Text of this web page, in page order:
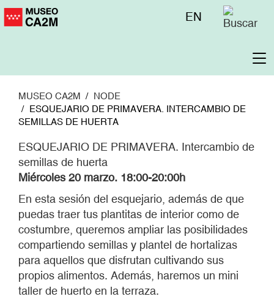
Pasar
Menú
EN
MUSEO CA2M
NODE
ESQUEJARIO DE PRIMAVERA. INTERCAMBIO DE
SEMILLAS DE HUERTA
ESQUEJARIO DE PRIMAVERA. Intercambio de
semillas de huerta
Miércoles 20 marzo. 18:00-20:00h
En esta sesión del esquejario, además de que
puedas traer tus plantitas de interior como de
costumbre, queremos ampliar las posibilidades
compartiendo semillas y plantel de hortalizas
para aquellos que disfrutan cultivando sus
propios alimentos. Además, haremos un mini
taller de huerto en la terraza.